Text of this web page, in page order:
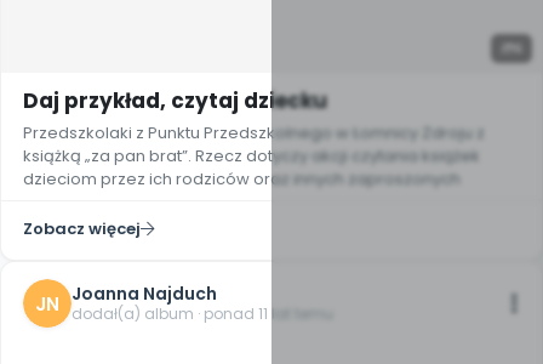
6
Daj przykład, czytaj dziecku
Przedszkolaki z Punktu Przedszkolnego w Łomnicy Zdroju z
książką „za pan brat”. Rzecz dotyczy akcji czytania książek
dzieciom przez ich rodziców oraz innych zaproszonych
Zobacz więcej
JN Joanna Najduch
dodał(a) album · ponad 11 lat temu